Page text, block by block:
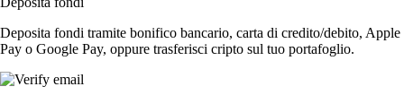
Deposita fondi tramite bonifico bancario, carta di credito/debito, Apple
Pay o Google Pay, oppure trasferisci cripto sul tuo portafoglio.